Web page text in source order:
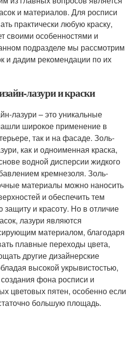
и материалов. Для росписи
практически любую краску,
своими особенностями и
подразделе мы рассмотрим
и дадим рекомендации по их
лазури и краски
лазури – это уникальные
широкое применение в
так и на фасаде. Золь-
как и одноименная краска,
водной дисперсии жидкого
кремнезоля. Золь-
материалы можно наносить
и обеспечить тем
и красоту. Но в отличие
лазури являются
материалом, благодаря
плавные переходы цвета,
другие дизайнерские
высокой укрывистостью,
фона росписи и
цветовых пятен, особенно если
большую площадь.